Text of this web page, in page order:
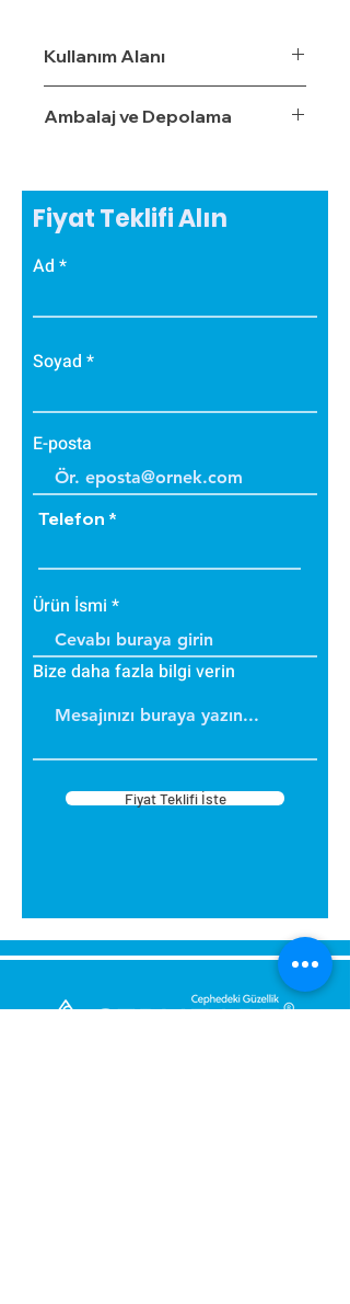
uyumludur.
Çok hızlı ve pratik uygulanabilir.
Hafiftir, binaya yük getirmez.
Sudan, nemden, dondan ve
Güneş ışınlarından etkilenmez.
Kullanım Alanı
Ambalaj ve Depolama
Fiyat Teklifi Alın
Ad
Soyad
E-posta
Telefon
Ürün İsmi
Bize daha fazla bilgi verin
Fiyat Teklifi İste